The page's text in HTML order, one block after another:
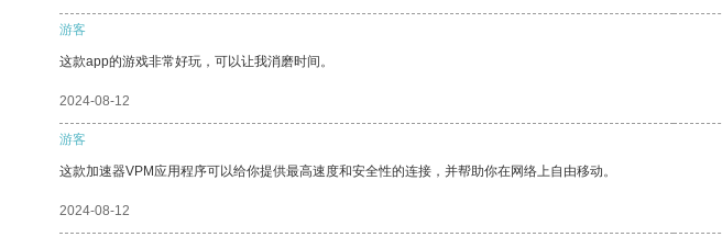
游客
这款app的游戏非常好玩，可以让我消磨时间。
2024-08-12
游客
这款加速器VPM应用程序可以给你提供最高速度和安全性的连接，并帮助你在网络上自由移动。
2024-08-12